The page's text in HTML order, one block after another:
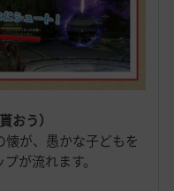
おう）
懐が、愚かな子どもを
が流れます。